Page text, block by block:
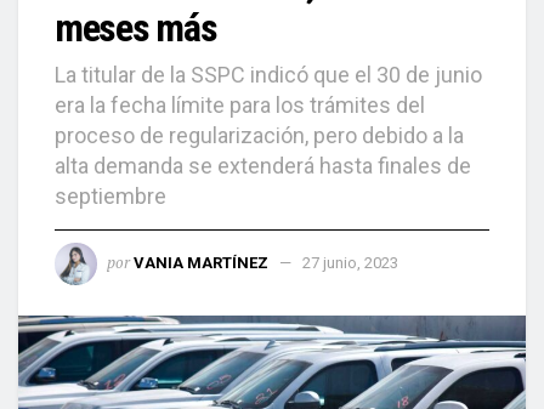
meses más
La titular de la SSPC indicó que el 30 de junio
era la fecha límite para los trámites del
proceso de regularización, pero debido a la
alta demanda se extenderá hasta finales de
septiembre
por VANIA MARTÍNEZ 27 junio, 2023